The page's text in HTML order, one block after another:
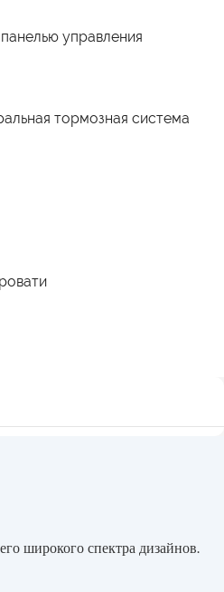
панелью управления
тормозная система
широкого спектра дизайнов.